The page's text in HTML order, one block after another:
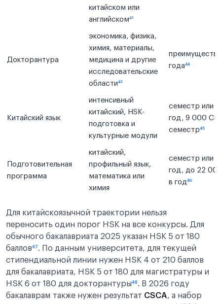
китайском или
английском⁴¹
Докторантура
экономика, физика,
химия, материалы,
медицина и другие
исследовательские
области⁴³
года⁴⁴
Китайский язык
интенсивный
китайский, HSK-
подготовка и
культурные модули
семестр или
год, 9 000
семестр⁴⁵
Подготовительная
программа
китайский,
профильный язык,
математика или
химия
семестр или
год, до 22
в год⁴⁶
Для китайскоязычной траектории нельзя
переносить один порог HSK на все конкурсы. Для
обычного бакалавриата 2025 указан HSK 5 от 180
баллов⁴⁷. По данным университета, для текущей
стипендиальной линии нужен HSK 4 от 210 баллов
для бакалавриата, HSK 5 от 180 для магистратуры и
HSK 6 от 180 для докторантуры⁴⁸. В 2026 году
бакалаврам также нужен результат CSCA, а набор